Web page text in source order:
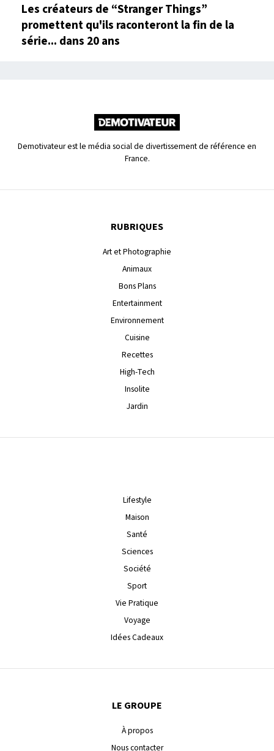
Les créateurs de “Stranger Things”
promettent qu'ils raconteront la fin de la
série... dans 20 ans
Demotivateur est le média social de divertissement de référence en
France.
RUBRIQUES
Art et Photographie
Animaux
Bons Plans
Entertainment
Environnement
Cuisine
Recettes
High-Tech
Insolite
Jardin
Lifestyle
Maison
Santé
Sciences
Société
Sport
Vie Pratique
Voyage
Idées Cadeaux
LE GROUPE
À propos
Nous contacter